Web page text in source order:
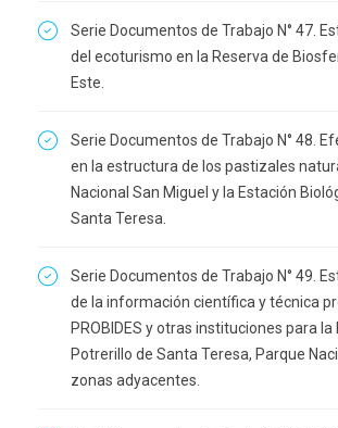
Serie Documentos de Trabajo N° 47.
del ecoturismo en la Reserva de
Este.
Serie Documentos de Trabajo N° 48.
en la estructura de los pastizales
Nacional San Miguel y la Estación
Santa Teresa.
Serie Documentos de Trabajo N° 49.
de la información científica y técnica
PROBIDES y otras instituciones para
Potrerillo de Santa Teresa, Parque
zonas adyacentes.